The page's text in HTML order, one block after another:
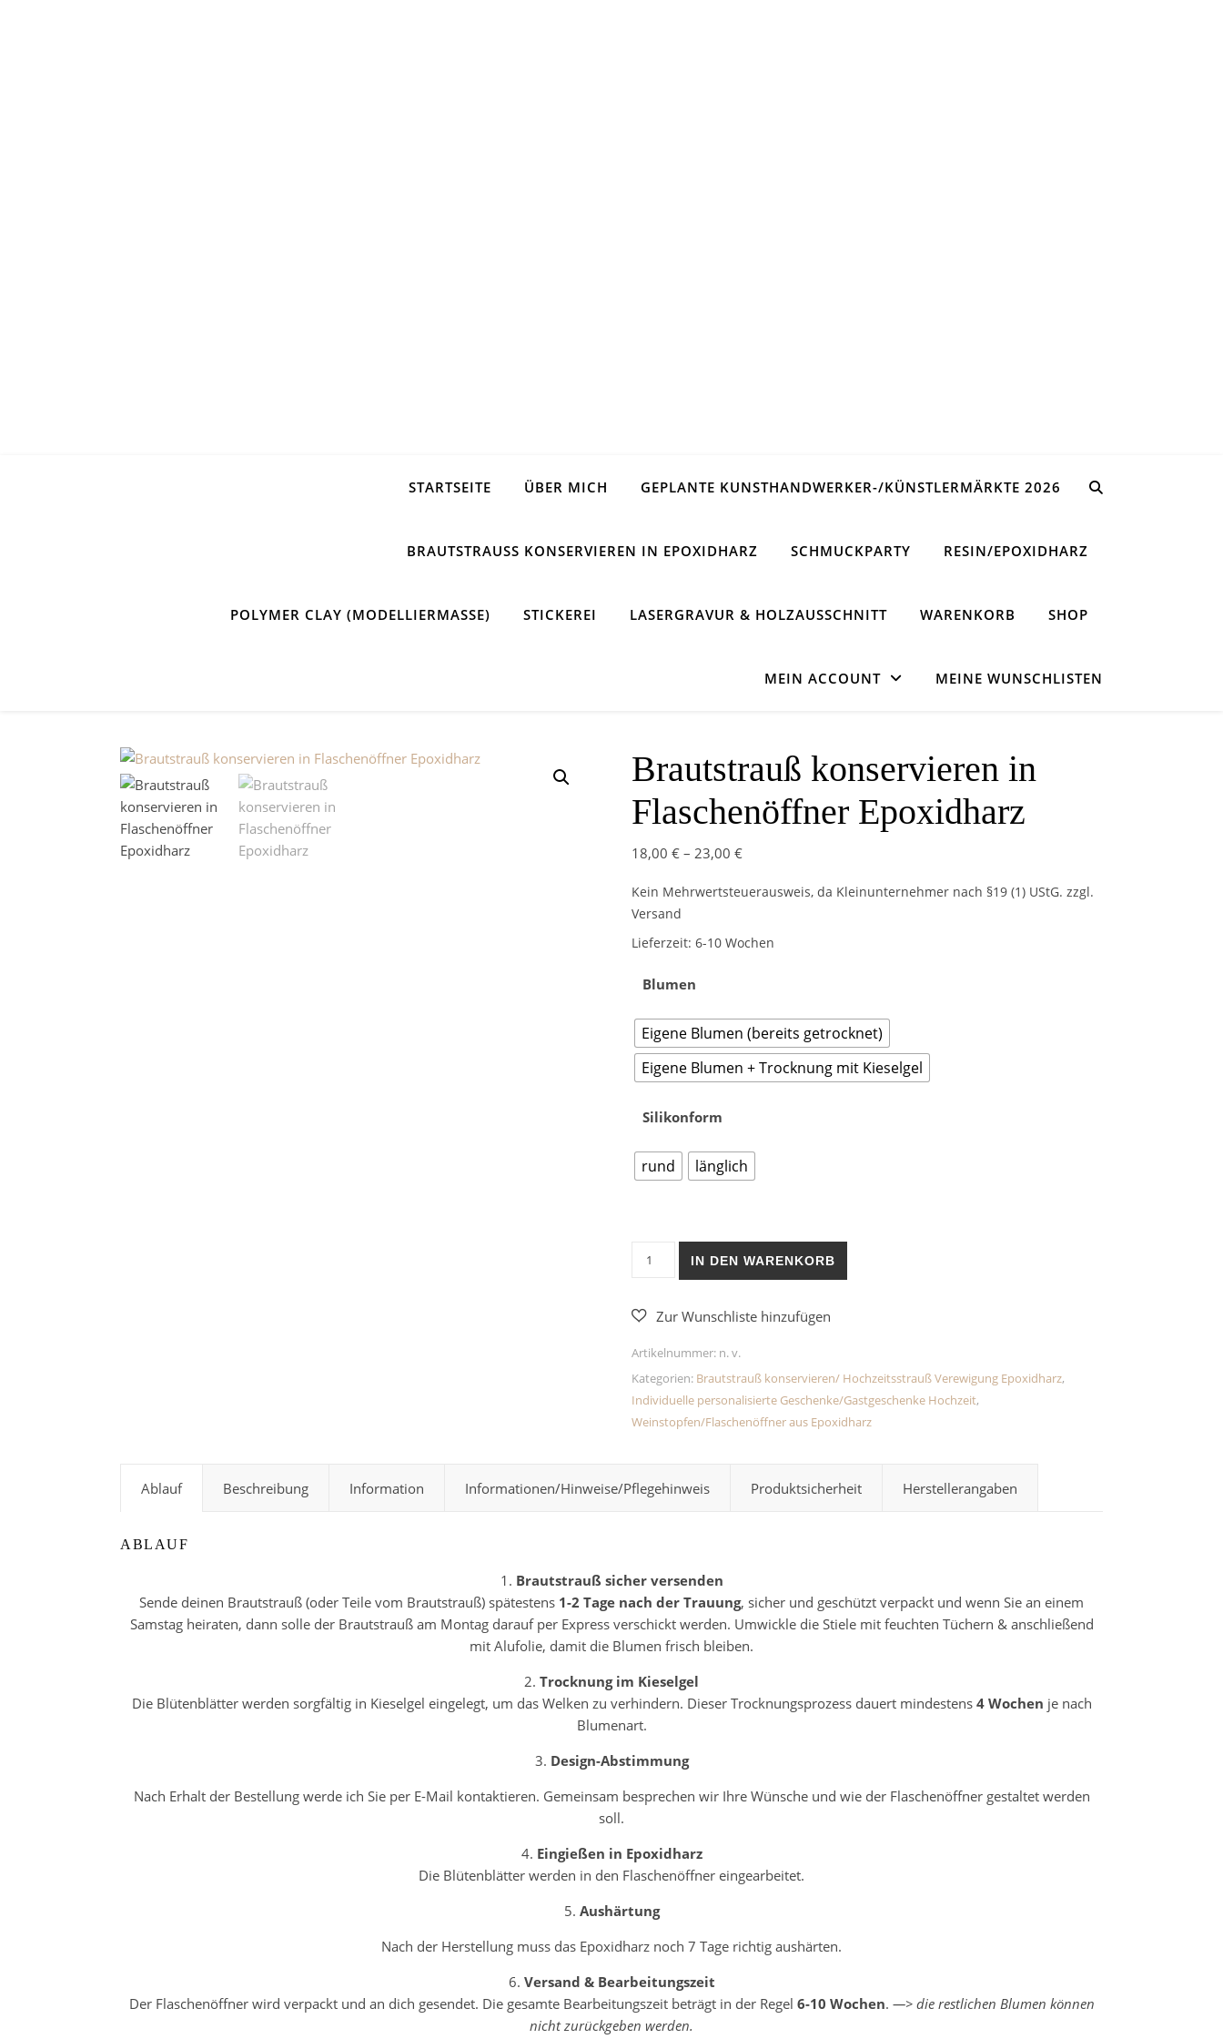
STARTSEITE ÜBER MICH GEPLANTE KUNSTHANDWERKER-/KÜNSTLERMÄRKTE 2026
BRAUTSTRAUSS KONSERVIEREN IN EPOXIDHARZ SCHMUCKPARTY RESIN/EPOXIDHARZ
POLYMER CLAY (MODELLIERMASSE) STICKEREI LASERGRAVUR & HOLZAUSSCHNITT WARENKORB SHOP
MEIN ACCOUNT MEINE WUNSCHLISTEN
Brautstrauß konservieren in
Flaschenöffner Epoxidharz
18,00 €– 23,00 €
Kein Mehrwertsteuerausweis, da Kleinunternehmer nach §19 (1) UStG. zzgl.
Versand
Lieferzeit: 6-10 Wochen
Blumen
Eigene Blumen (bereits getrocknet)
Eigene Blumen + Trocknung mit Kieselgel
Silikonform
rund länglich
Brautstrauß konservieren in Flaschenöffner Epoxidharz Menge
IN DEN WARENKORB
Artikelnummer: n. v.
Kategorien: Brautstrauß konservieren/ Hochzeitsstrauß Verewigung Epoxidharz,
Individuelle personalisierte Geschenke/Gastgeschenke Hochzeit,
Weinstopfen/Flaschenöffner aus Epoxidharz
Ablauf Beschreibung Information Informationen/Hinweise/Pflegehinweis Produktsicherheit Herstellerangaben
ABLAUF
1. Brautstrauß sicher versenden
Sende deinen Brautstrauß (oder Teile vom Brautstrauß) spätestens 1-2 Tage nach der Trauung, sicher und geschützt verpackt und wenn Sie an einem
Samstag heiraten, dann solle der Brautstrauß am Montag darauf per Express verschickt werden. Umwickle die Stiele mit feuchten Tüchern & anschließend
mit Alufolie, damit die Blumen frisch bleiben.
2. Trocknung im Kieselgel
Die Blütenblätter werden sorgfältig in Kieselgel eingelegt, um das Welken zu verhindern. Dieser Trocknungsprozess dauert mindestens 4 Wochen je nach
Blumenart.
3. Design-Abstimmung
Nach Erhalt der Bestellung werde ich Sie per E-Mail kontaktieren. Gemeinsam besprechen wir Ihre Wünsche und wie der Flaschenöffner gestaltet werden
soll.
4. Eingießen in Epoxidharz
Die Blütenblätter werden in den Flaschenöffner eingearbeitet.
5. Aushärtung
Nach der Herstellung muss das Epoxidharz noch 7 Tage richtig aushärten.
6. Versand & Bearbeitungszeit
Der Flaschenöffner wird verpackt und an dich gesendet. Die gesamte Bearbeitungszeit beträgt in der Regel 6-10 Wochen. —> die restlichen Blumen können
nicht zurückgeben werden.